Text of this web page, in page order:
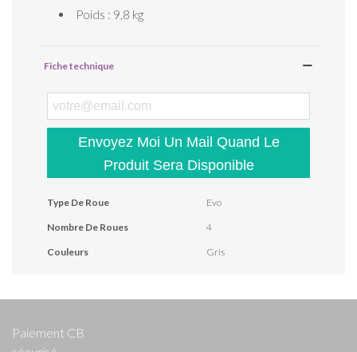
Poids : 9,8 kg
Fiche technique
Envoyez Moi Un Mail Quand Le
Produit Sera Disponible
Type De Roue Evo
Nombre De Roues 4
Couleurs Gris
Paiement CB